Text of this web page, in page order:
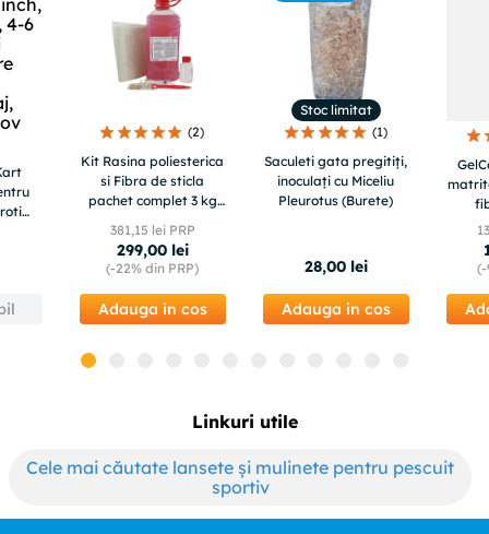
(2)
Kit Rasina poliesterica
si Fibra de sticla
pachet complet 3 kg
moto , ambarcatiuni
BIG KIT
381,15 lei PRP
299,00 lei
(-22% din PRP)
Adauga in cos
s
Stoc limitat
(1)
Saculeti gata pregitiți,
inoculați cu Miceliu
Pleurotus (Burete)
28,00 lei
Adauga in cos
(-
Linkuri utile
Cele mai căutate lansete și mulinete pentru pescuit
sportiv